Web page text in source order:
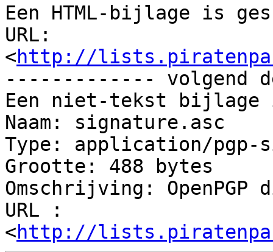
Een HTML-bijlage is
URL:
<http://
------------- volgend
Een niet-tekst
Naam: signature.asc
Type: application/pgp-
Grootte: 488 bytes
Omschrijving:
URL :
<http://